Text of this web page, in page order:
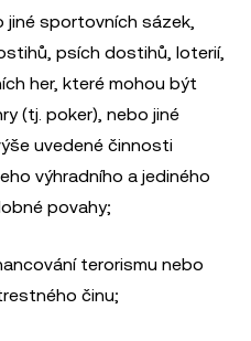
jiné sportovních sázek,
psích dostihů, loterií,
her, které mohou být
(tj. poker), nebo jiné
uvedené činnosti
výhradního a jediného
povahy;
terorismu nebo
činu;